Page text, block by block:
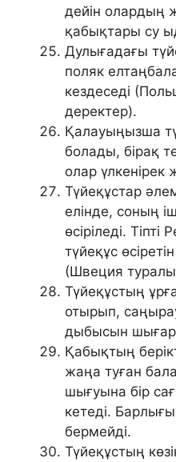
дейін олардың
қабықтары су
Дулығадағы
поляк
кездеседі
деректер).
Қалауыңызша
болады, бірақ
олар үлкенірек
Түйеқұстар
елінде, соның
өсіріледі.
түйеқұс
(Швеция
Түйеқұстың
отырып,
дыбысын
Қабықтың
жаңа туған
шығуына бір
кетеді.
бермейді.
Түйеқұстың